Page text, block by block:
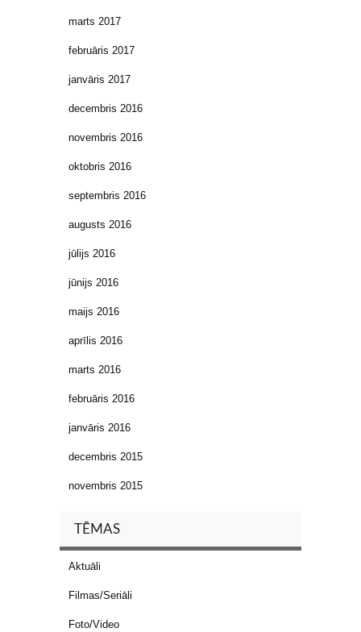
marts 2017
februāris 2017
janvāris 2017
decembris 2016
novembris 2016
oktobris 2016
septembris 2016
augusts 2016
jūlijs 2016
jūnijs 2016
maijs 2016
aprīlis 2016
marts 2016
februāris 2016
janvāris 2016
decembris 2015
novembris 2015
TĒMAS
Aktuāli
Filmas/Seriāli
Foto/Video